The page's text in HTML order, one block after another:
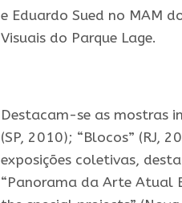
e Eduardo Sued no MAM
Visuais do Parque Lage.
Destacam-se as mostras
(SP, 2010); “Blocos” (RJ,
exposições coletivas,
“Panorama da Arte Atual